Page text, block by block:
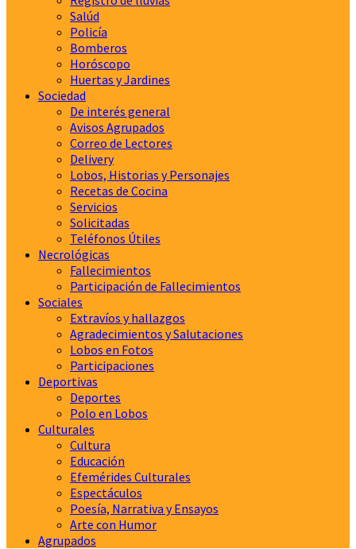
Salúd
Policía
Bomberos
Horóscopo
Huertas y Jardines
Sociedad
De interés general
Avisos Agrupados
Correo de Lectores
Delivery
Lobos, Historias y Personajes
Recetas de Cocina
Servicios
Solicitadas
Teléfonos Útiles
Necrológicas
Fallecimientos
Participación de Fallecimientos
Sociales
Extravíos y hallazgos
Agradecimientos y Salutaciones
Lobos en Fotos
Participaciones
Deportivas
Deportes
Polo en Lobos
Culturales
Cultura
Educación
Efemérides Culturales
Espectáculos
Poesía, Narrativa y Ensayos
Arte con Humor
Agrupados